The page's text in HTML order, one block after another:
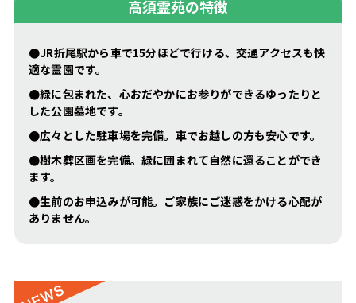
高須霊苑の特徴
●JR折尾駅から車で15分ほどで行ける、交通アクセスも快
適な霊園です。
●緑に包まれた、心おだやかにお参りができるゆったりと
した公園墓地です。
●広々とした駐車場を完備。車でお越しの方も安心です。
●樹木葬区画を完備。緑に囲まれて自然に還ることができ
ます。
●生前のお申込みが可能。ご家族にご迷惑をかける心配が
ありません。